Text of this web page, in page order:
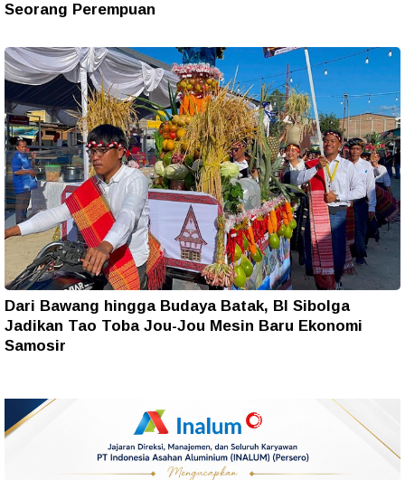
Seorang Perempuan
Dari Bawang hingga Budaya Batak, BI Sibolga
Jadikan Tao Toba Jou-Jou Mesin Baru Ekonomi
Samosir